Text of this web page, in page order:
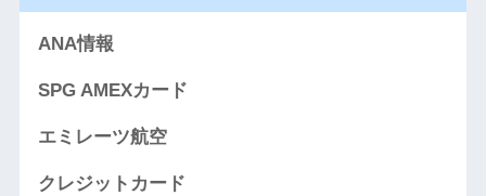
ANA情報
SPG AMEXカード
エミレーツ航空
クレジットカード